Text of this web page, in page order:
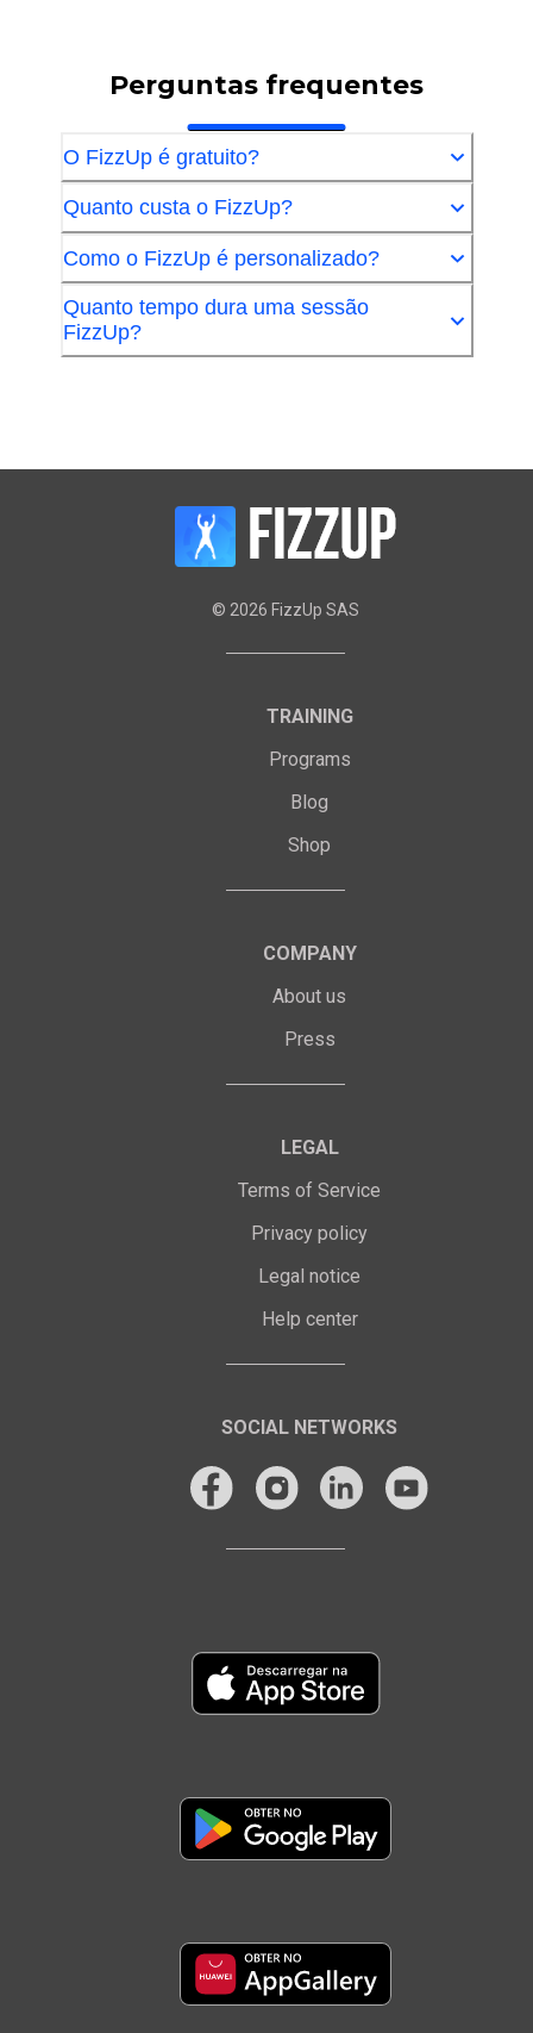
Perguntas frequentes
O FizzUp é gratuito?
Quanto custa o FizzUp?
Como o FizzUp é personalizado?
Quanto tempo dura uma sessão
FizzUp?
© 2026 FizzUp SAS
TRAINING
Programs
Blog
Shop
COMPANY
About us
Press
LEGAL
Terms of Service
Privacy policy
Legal notice
Help center
SOCIAL NETWORKS